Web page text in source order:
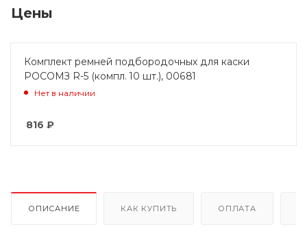
Цены
Комплект ремней подбородочных для каски
РОСОМЗ R-5 (компл. 10 шт.), 00681
Нет в наличии
816 ₽
ОПИСАНИЕ КАК КУПИТЬ ОПЛАТА